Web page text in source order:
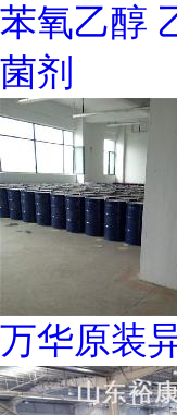
苯氧乙醇
菌剂
万华原装